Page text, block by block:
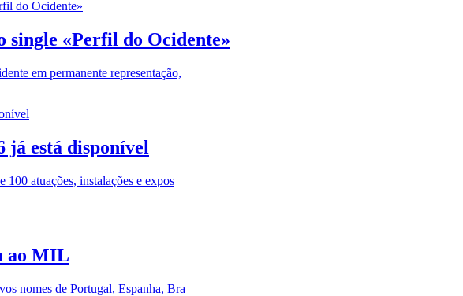
single «Perfil do Ocidente»
em permanente representação,
já está disponível
100 atuações, instalações e expos
ao MIL
nomes de Portugal, Espanha, Bra